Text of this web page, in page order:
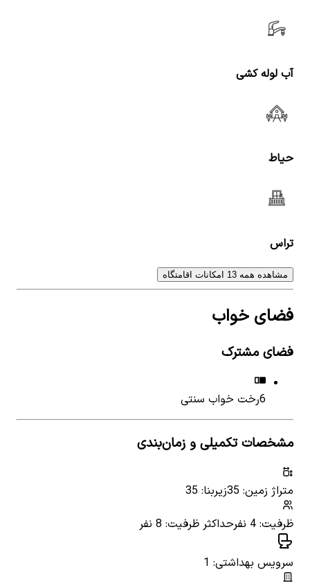
آب لوله کشی
حیاط
تراس
مشاهده همه 13 امکانات اقامتگاه
فضای خواب
فضای مشترک
6رخت خواب سنتی
مشخصات تکمیلی و زمان‌بندی
متراژ زمین: 35
زیربنا: 35
ظرفیت: 4 نفر
حداکثر ظرفیت: 8 نفر
سرویس بهداشتی: 1